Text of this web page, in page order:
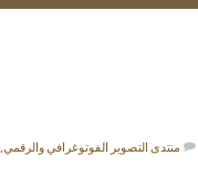
منتدى التصوير الفوتوغرافي والرقمي,